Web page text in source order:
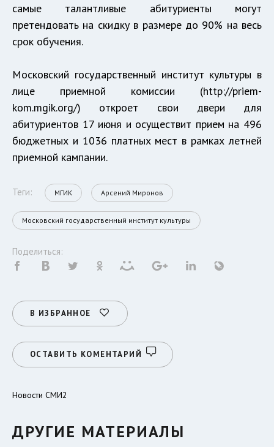
самые талантливые абитуриенты могут
претендовать на скидку в размере до 90% на весь
срок обучения.
Московский государственный институт культуры в
лице приемной комиссии (http://priem-
kom.mgik.org/) откроет свои двери для
абитуриентов 17 июня и осуществит прием на 496
бюджетных и 1036 платных мест в рамках летней
приемной кампании.
Теги: МГИК Арсений Миронов
Московский государственный институт культуры
Поделиться:
В ИЗБРАННОЕ
ОСТАВИТЬ КОМЕНТАРИЙ
Новости СМИ2
ДРУГИЕ МАТЕРИАЛЫ